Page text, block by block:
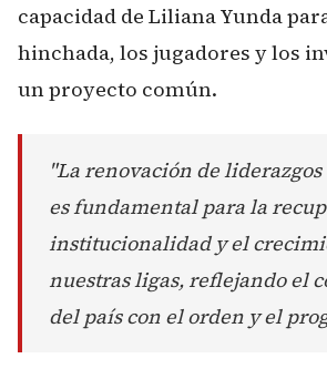
capacidad de Liliana Yunda
hinchada, los jugadores y los
un proyecto común.
"La renovación de
es fundamental para la
institucionalidad y el
nuestras ligas, reflejando el
del país con el orden y el